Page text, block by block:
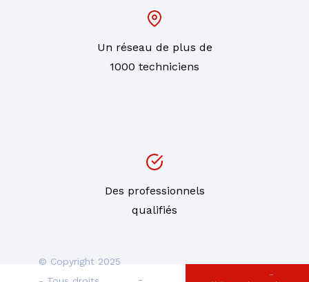
Un réseau de plus de
1000 techniciens
Des professionnels
qualifiés
© Copyright 2025
-
-